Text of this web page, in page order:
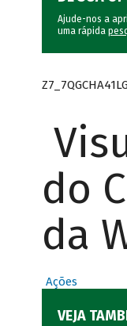
Ajude-nos a
uma rápida
do
da
Ações
VEJA